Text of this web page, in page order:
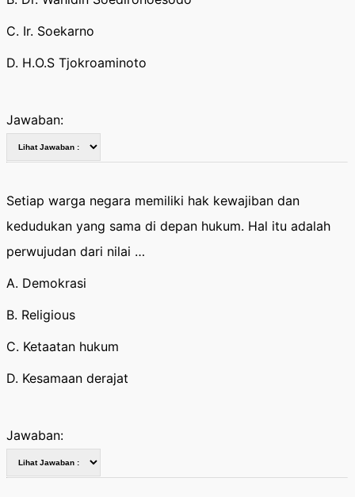
C. Ir. Soekarno
D. H.O.S Tjokroaminoto
Jawaban:
Setiap warga negara memiliki hak kewajiban dan
kedudukan yang sama di depan hukum. Hal itu adalah
perwujudan dari nilai …
A. Demokrasi
B. Religious
C. Ketaatan hukum
D. Kesamaan derajat
Jawaban: